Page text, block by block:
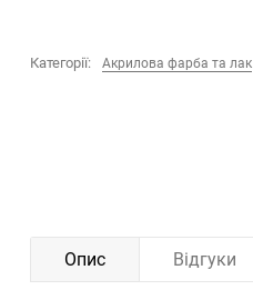
Категорії: Акрилова фарба та лак
Опис Відгуки